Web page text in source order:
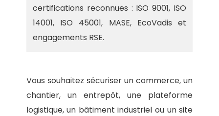
certifications reconnues : ISO 9001, ISO
14001, ISO 45001, MASE, EcoVadis et
engagements RSE.
Vous souhaitez sécuriser un commerce, un
chantier, un entrepôt, une plateforme
logistique, un bâtiment industriel ou un site